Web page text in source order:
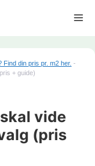
din pris pr. m2 her. -
+ guide)
vide
(pris